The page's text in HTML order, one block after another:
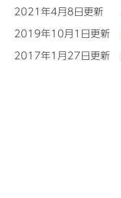
2021年4月8日更新
2019年10月1日更新
2017年1月27日更新